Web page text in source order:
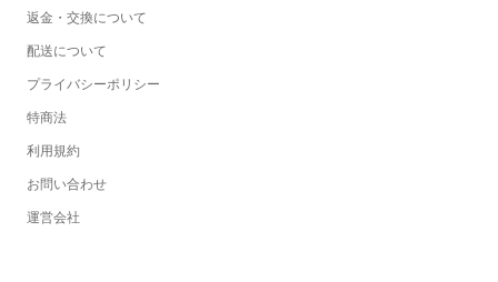
返金・交換について
配送について
プライバシーポリシー
特商法
利用規約
お問い合わせ
運営会社